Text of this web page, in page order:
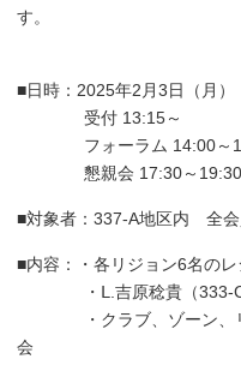
す。
■日時：2025年2月3日（月）
受付 13:15～
フォーラム 14:00～
懇親会 17:30～19:30
■対象者：337-A地区内 全会
■内容：・各リジョン6名の
・Ⅼ.吉原稔貴（333-C
・クラブ、ゾーン、リ
会